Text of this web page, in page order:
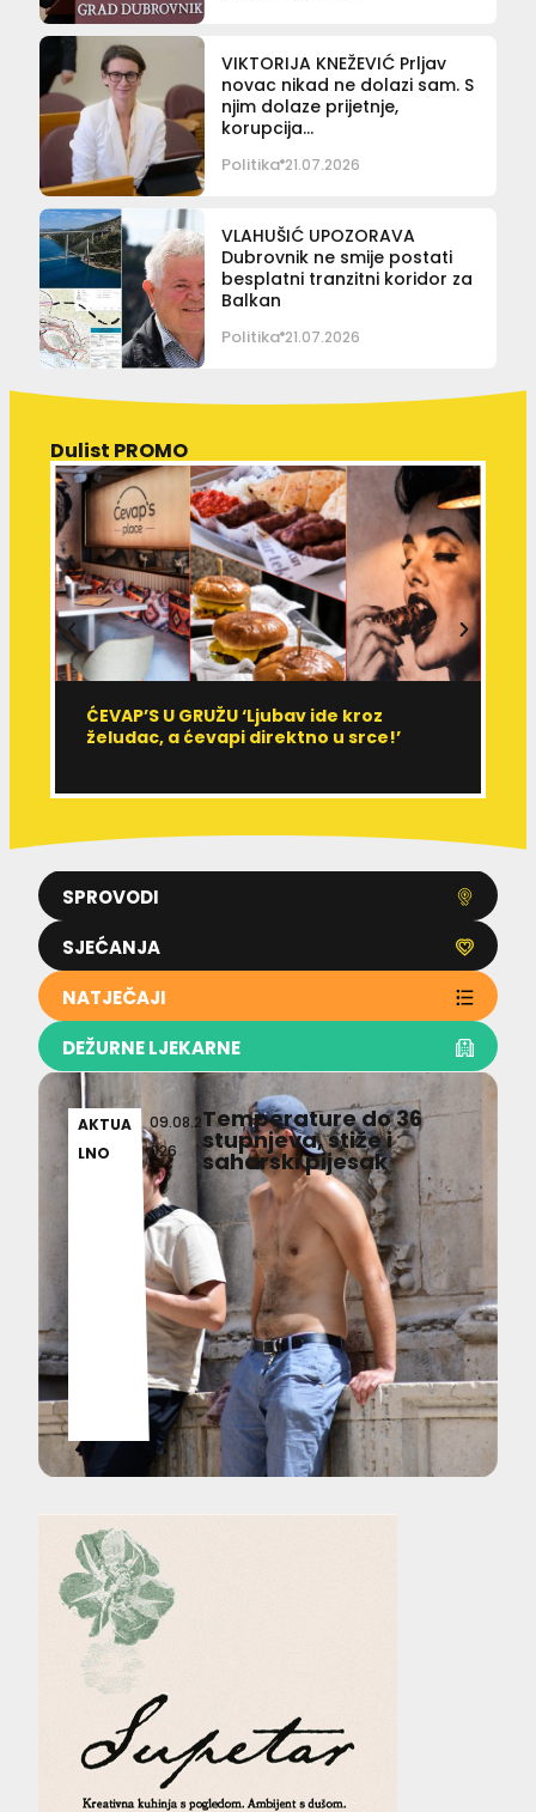
VIKTORIJA KNEŽEVIĆ Prljav
novac nikad ne dolazi sam. S
njim dolaze prijetnje,
korupcija…
Politika 21.07.2026
VLAHUŠIĆ UPOZORAVA
Dubrovnik ne smije postati
besplatni tranzitni koridor za
Balkan
Politika 21.07.2026
SPROVODI
SJEĆANJA
NATJEČAJI
DEŽURNE LJEKARNE
Dulist PROMO
ĆEVAP’S U GRUŽU ‘Ljubav ide kroz
želudac, a ćevapi direktno u srce!’
AKTUA
LNO
09.08.2
026
Temperature do 36
stupnjeva, stiže i
saharski pijesak